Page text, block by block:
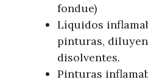
fondue)
Líquidos
pinturas,
disolventes.
Pinturas